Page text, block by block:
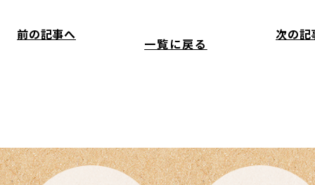
前の記事へ 次の記
一覧に戻る